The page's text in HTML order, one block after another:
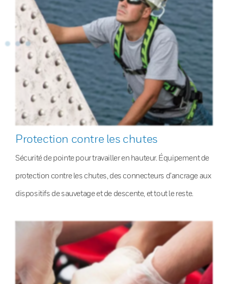
Protection contre les chutes
Sécurité de pointe pour travailler en hauteur. Équipement de
protection contre les chutes, des connecteurs d’ancrage aux
dispositifs de sauvetage et de descente, et tout le reste.